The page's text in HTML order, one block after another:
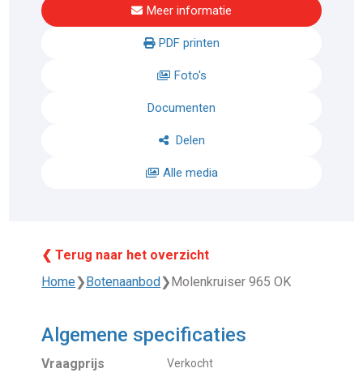
Meer informatie
PDF printen
Foto's
Documenten
Delen
Alle media
❮ Terug naar het overzicht
Home❯ Botenaanbod ❯ Molenkruiser 965 OK
Algemene specificaties
Vraagprijs Verkocht